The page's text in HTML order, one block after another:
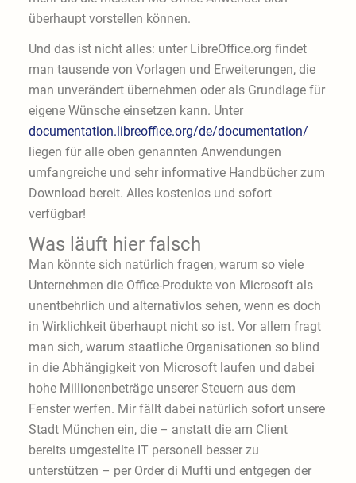
überhaupt vorstellen können.
Und das ist nicht alles: unter LibreOffice.org findet
man tausende von Vorlagen und Erweiterungen, die
man unverändert übernehmen oder als Grundlage für
eigene Wünsche einsetzen kann. Unter
documentation.libreoffice.org/de/documentation/
liegen für alle oben genannten Anwendungen
umfangreiche und sehr informative Handbücher zum
Download bereit. Alles kostenlos und sofort
verfügbar!
Was läuft hier falsch
Man könnte sich natürlich fragen, warum so viele
Unternehmen die Office-Produkte von Microsoft als
unentbehrlich und alternativlos sehen, wenn es doch
in Wirklichkeit überhaupt nicht so ist. Vor allem fragt
man sich, warum staatliche Organisationen so blind
in die Abhängigkeit von Microsoft laufen und dabei
hohe Millionenbeträge unserer Steuern aus dem
Fenster werfen. Mir fällt dabei natürlich sofort unsere
Stadt München ein, die – anstatt die am Client
bereits umgestellte IT personell besser zu
unterstützen – per Order di Mufti und entgegen der